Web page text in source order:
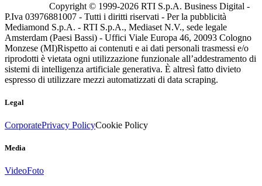
Copyright © 1999-2026 RTI S.p.A. Business Digital -
P.Iva 03976881007 - Tutti i diritti riservati - Per la pubblicità
Mediamond S.p.A. - RTI S.p.A., Mediaset N.V., sede legale
Amsterdam (Paesi Bassi) - Uffici Viale Europa 46, 20093 Cologno
Monzese (MI)Rispetto ai contenuti e ai dati personali trasmessi e/o
riprodotti è vietata ogni utilizzazione funzionale all’addestramento di
sistemi di intelligenza artificiale generativa. È altresì fatto divieto
espresso di utilizzare mezzi automatizzati di data scraping.
Legal
CorporatePrivacy PolicyCookie Policy
Media
VideoFoto